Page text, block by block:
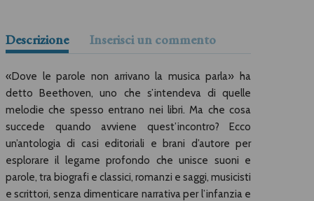
Descrizione Inserisci un commento
«Dove le parole non arrivano la musica parla» ha
detto Beethoven, uno che s’intendeva di quelle
melodie che spesso entrano nei libri. Ma che cosa
succede quando avviene quest’incontro? Ecco
un’antologia di casi editoriali e brani d’autore per
esplorare il legame profondo che unisce suoni e
parole, tra biografi e classici, romanzi e saggi, musicisti
e scrittori, senza dimenticare narrativa per l’infanzia e